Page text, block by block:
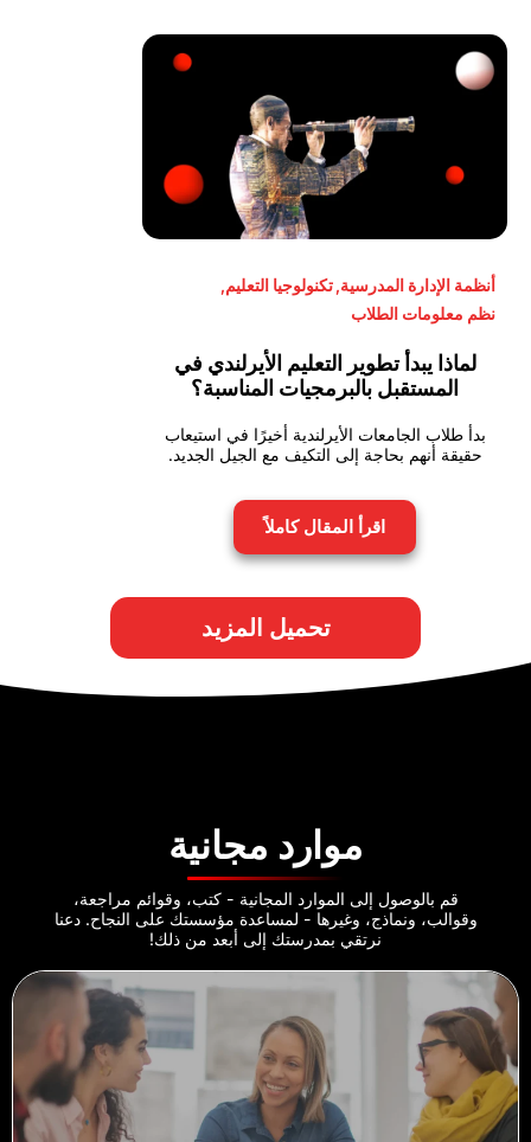
أنظمة الإدارة المدرسية,تكنولوجيا التعليم,
نظم معلومات الطلاب
لماذا يبدأ تطوير التعليم الأيرلندي في
المستقبل بالبرمجيات المناسبة؟
بدأ طلاب الجامعات الأيرلندية أخيرًا في استيعاب
حقيقة أنهم بحاجة إلى التكيف مع الجيل الجديد.
اقرأ المقال كاملاً
تحميل المزيد
موارد مجانية
قم بالوصول إلى الموارد المجانية - كتب، وقوائم مراجعة،
وقوالب، ونماذج، وغيرها - لمساعدة مؤسستك على النجاح. دعنا
نرتقي بمدرستك إلى أبعد من ذلك!